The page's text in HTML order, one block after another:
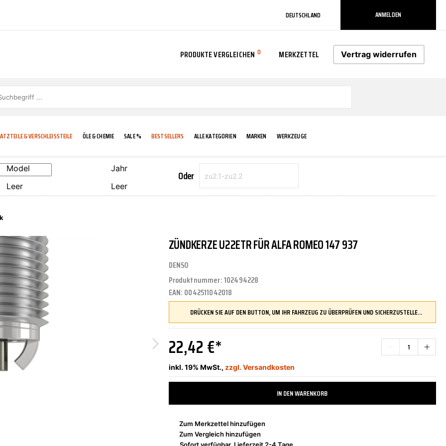
DEUTSCHLAND ANMELDEN
PRODUKTE VERGLEICHEN 0 MERKZETTEL Vertrag widerrufen
& VERSCHLEISSTEILE ÖLE & CHEMIE SALE % BESTSELLERS ALLE KATEGORIEN MARKEN WERKZEUGE
KÜHLERGRILL
VERBREITERUNG
TRITTBRETTER ÜBERROLLBÜGEL
CARCARE ELEKTRIK
KLIMAANLAGE KOMFORTSYSTEME
LENKUNG MOTORTEILE
FROSTSCHUTZ TECHNIK & WARTUNG
REINIGUNGS-/PFLEGEMITTEL
ADDINOL AS-PL
DR.WACK DUPLI-COLOR
LIQUI MOLY MANN FILTER
Model
Leer
Jahr
Leer
Oder
ZÜNDKERZE U22ETR FÜR ALFA ROMEO 147 937
DENSO
Produktnummer:102494228
EAN: 0042511042018
DRÜCKEN SIE AUF DEN BUTTON, UM IHR FAHRZEUG ZU ÜBERPRÜFEN UND SICHERZUSTELLEN, DASS DIESES TEIL KOMPATIBEL IST, BEVOR SIE ES BESTELLEN
22,42 €*
inkl. 19% MwSt., zzgl. Versandkosten
IN DEN WARENKORB
Zum Merkzettel hinzufügen
Zum Vergleich hinzufügen